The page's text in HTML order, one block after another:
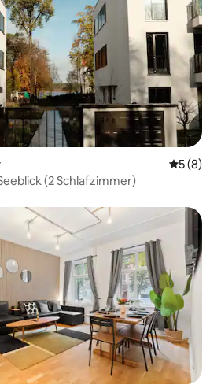
5 (8)
(2 Schlafzimmer)